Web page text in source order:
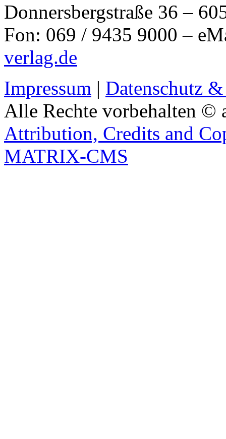
Donnersbergstraße 36 –
Fon: 069 / 9435 9000 –
verlag.de
Impressum | Datenschutz
Alle Rechte vorbehalten ©
Attribution, Credits and
MATRIX-CMS